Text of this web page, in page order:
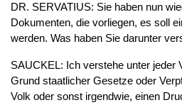
DR. SERVATIUS: Sie haben nun
Dokumenten, die vorliegen, es soll
werden. Was haben Sie darunter
SAUCKEL: Ich verstehe unter jeder
Grund staatlicher Gesetze oder
Volk oder sonst irgendwie, einen